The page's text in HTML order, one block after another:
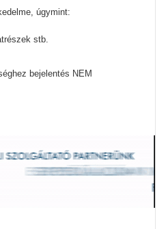
úgymint:
stb.
bejelentés NEM